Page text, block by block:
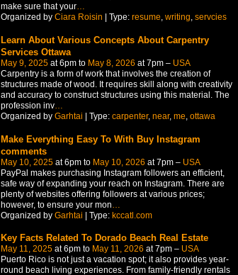
make sure that your…
Organized by Ciara Roisin | Type: resume, writing, servcies
Learn About Various Concepts About Carpentry
Services Ottawa
May 9, 2025at 6pm to May 8, 2026 at 7pm – USA
Carpentry is a form of work that involves the creation of
structures made of wood. It requires skill along with creativity
and accuracy to construct structures using this material. The
profession inv…
Organized by Garhtai | Type: carpenter, near, me, ottawa
Make Everything Easy To With Buy Instagram
comments
May 10, 2025at 6pm to May 10, 2026 at 7pm – USA
PayPal makes purchasing Instagram followers an efficient,
safe way of expanding your reach on Instagram. There are
plenty of websites offering followers at various prices;
however, to ensure your mon
Organized by Garhtai | Type: kccatl.com
Key Facts Related To Dorado Beach Real Estate
May 11, 2025at 6pm to May 11, 2026 at 7pm – USA
Puerto Rico is not just a vacation spot; it also provides year-
round beach living experiences. From family-friendly rentals